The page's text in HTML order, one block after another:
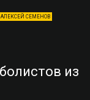
АЛЕКСЕЙ СЕМЕНОВ